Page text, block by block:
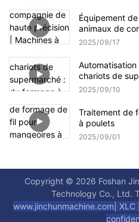
de treillis à
Équipement
animaux de
Machines à
2025 09 17
chariots de
chaîne
2025 09 10
Traitement de
à poulets
2025 09 01
Copyright © 2026 Foshan
Technology Co., Ltd.
www.jinchunmachine.com XLC |